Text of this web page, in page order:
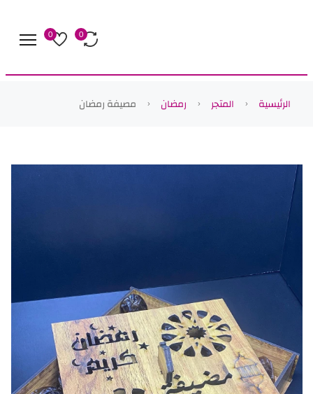
0
0
الرئيسية المتجر رمضان مصيفة رمضان